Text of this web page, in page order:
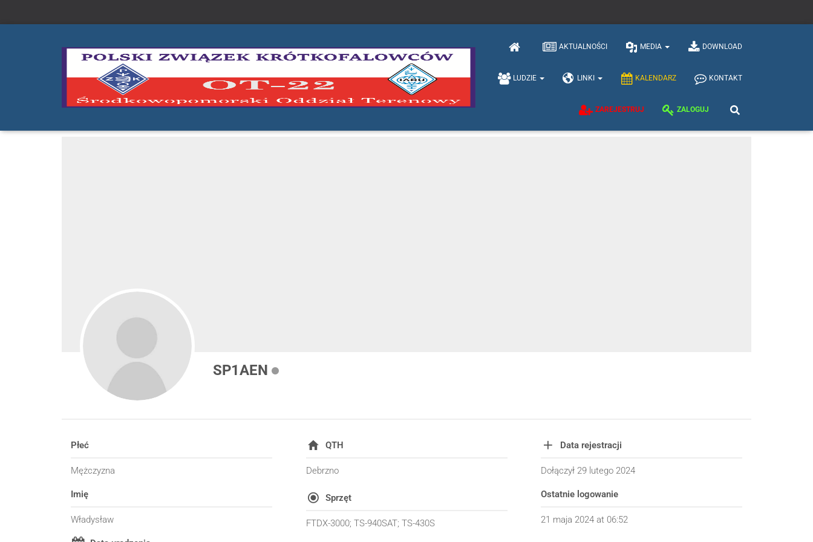
AKTUALNOŚCI MEDIA DOWNLOAD
LUDZIE LINKI KALENDARZ KONTAKT
ZAREJESTRUJ ZALOGUJ
SP1AEN
Płeć
Mężczyzna
Imię
Władysław
QTH
Debrzno
Sprzęt
FTDX-3000; TS-940SAT; TS-430S
Data rejestracji
Dołączył 29 lutego 2024
Ostatnie logowanie
21 maja 2024 at 06:52